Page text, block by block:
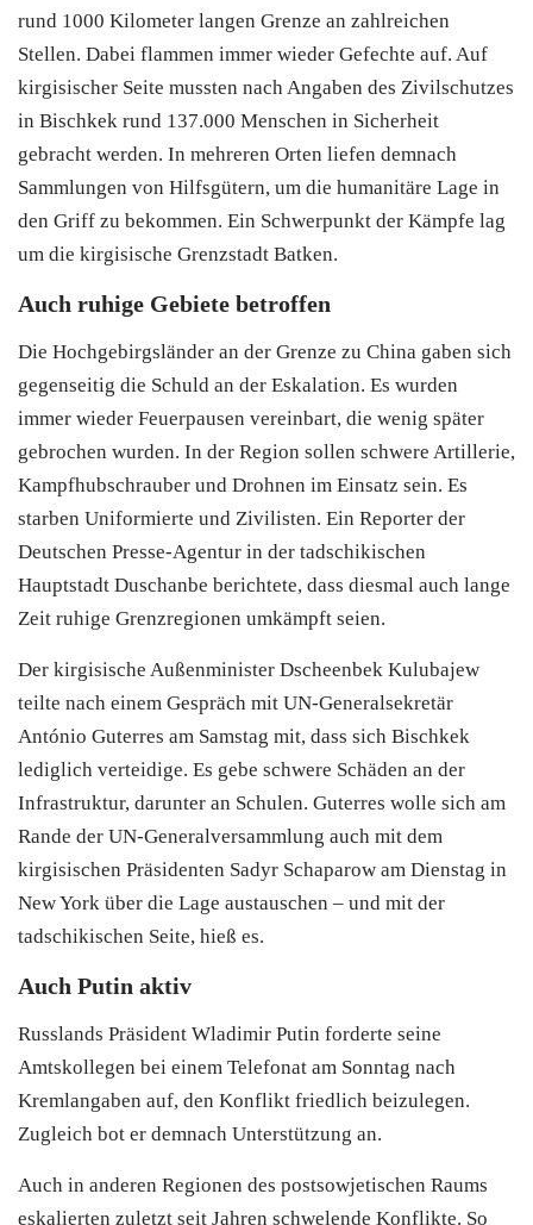
rund 1000 Kilometer langen Grenze an zahlreichen
Stellen. Dabei flammen immer wieder Gefechte auf. Auf
kirgisischer Seite mussten nach Angaben des Zivilschutzes
in Bischkek rund 137.000 Menschen in Sicherheit
gebracht werden. In mehreren Orten liefen demnach
Sammlungen von Hilfsgütern, um die humanitäre Lage in
den Griff zu bekommen. Ein Schwerpunkt der Kämpfe lag
um die kirgisische Grenzstadt Batken.
Auch ruhige Gebiete betroffen
Die Hochgebirgsländer an der Grenze zu China gaben sich
gegenseitig die Schuld an der Eskalation. Es wurden
immer wieder Feuerpausen vereinbart, die wenig später
gebrochen wurden. In der Region sollen schwere Artillerie,
Kampfhubschrauber und Drohnen im Einsatz sein. Es
starben Uniformierte und Zivilisten. Ein Reporter der
Deutschen Presse-Agentur in der tadschikischen
Hauptstadt Duschanbe berichtete, dass diesmal auch lange
Zeit ruhige Grenzregionen umkämpft seien.
Der kirgisische Außenminister Dscheenbek Kulubajew
teilte nach einem Gespräch mit UN-Generalsekretär
António Guterres am Samstag mit, dass sich Bischkek
lediglich verteidige. Es gebe schwere Schäden an der
Infrastruktur, darunter an Schulen. Guterres wolle sich am
Rande der UN-Generalversammlung auch mit dem
kirgisischen Präsidenten Sadyr Schaparow am Dienstag in
New York über die Lage austauschen – und mit der
tadschikischen Seite, hieß es.
Auch Putin aktiv
Russlands Präsident Wladimir Putin forderte seine
Amtskollegen bei einem Telefonat am Sonntag nach
Kremlangaben auf, den Konflikt friedlich beizulegen.
Zugleich bot er demnach Unterstützung an.
Auch in anderen Regionen des postsowjetischen Raums
eskalierten zuletzt seit Jahren schwelende Konflikte. So